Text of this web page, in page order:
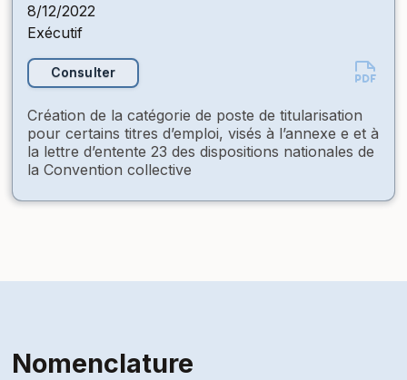
8/12/2022
Exécutif
Consulter
Création de la catégorie de poste de titularisation
pour certains titres d’emploi, visés à l’annexe e et à
la lettre d’entente 23 des dispositions nationales de
la Convention collective
Nomenclature